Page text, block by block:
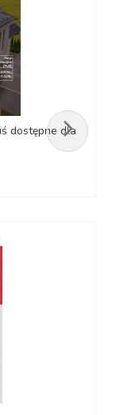
dostępne dla